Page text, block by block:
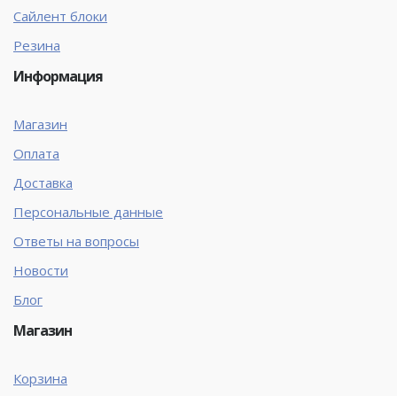
Сайлент блоки
Резина
Информация
Магазин
Оплата
Доставка
Персональные данные
Ответы на вопросы
Новости
Блог
Магазин
Корзина